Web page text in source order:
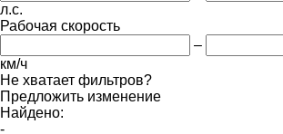
л.с.
Рабочая скорость
–
км/ч
Не хватает фильтров?
Предложить изменение
Найдено:
-